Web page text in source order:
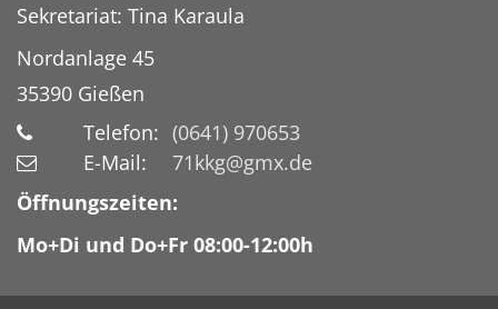
Sekretariat: Tina Karaula
Nordanlage 45
35390 Gießen
Telefon: (0641) 970653
E-Mail:
71kkg@gmx.de
Öffnungszeiten:
Mo+Di und Do+Fr 08:00-12:00h